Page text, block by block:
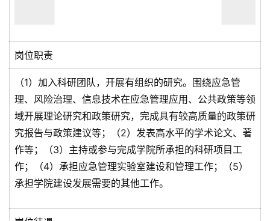
岗位职责
（1）加入科研团队，开展有组织的研究。围绕应急管
理、风险治理、信息技术在应急管理应用、公共政策等领
域开展理论研究和政策研究，完成具有较高质量的政策研
究报告与政策建议等；（2）发表高水平的学术论文、著
作等；（3）主持或参与完成学院所承担的科研项目工
作；（4）承担应急管理实验室建设和管理工作；（5）
承担学院建设发展需要的其他工作。